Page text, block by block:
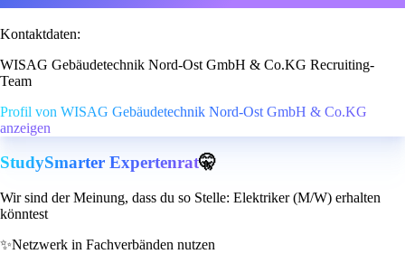
Kontaktdaten:
WISAG Gebäudetechnik Nord-Ost GmbH & Co.KG Recruiting-
Team
Profil von WISAG Gebäudetechnik Nord-Ost GmbH & Co.KG
anzeigen
StudySmarter Expertenrat🤫
Wir sind der Meinung, dass du so Stelle: Elektriker (M/W) erhalten
könntest
✨Netzwerk in Fachverbänden nutzen